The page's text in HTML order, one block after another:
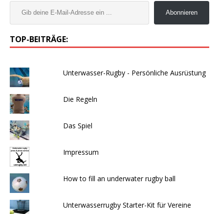
Abonnieren
TOP-BEITRÄGE:
Unterwasser-Rugby - Persönliche Ausrüstung
Die Regeln
Das Spiel
Impressum
How to fill an underwater rugby ball
Unterwasserrugby Starter-Kit für Vereine